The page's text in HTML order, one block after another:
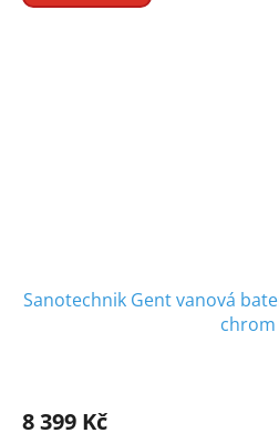
Sanotechnik Gent vanová
chrom
8 399 Kč